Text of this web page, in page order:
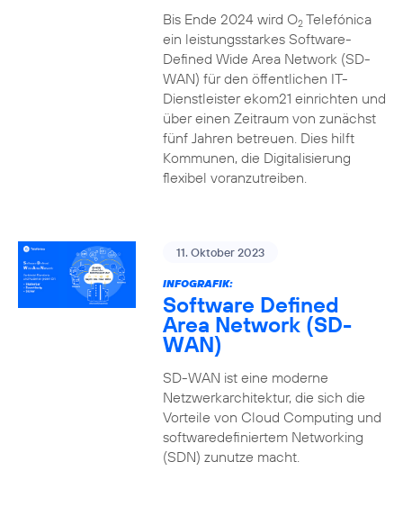
Bis Ende 2024 wird O2Telefónica
ein leistungsstarkes Software-
Defined Wide Area Network (SD-
WAN) für den öffentlichen IT-
Dienstleister ekom21 einrichten und
über einen Zeitraum von zunächst
fünf Jahren betreuen. Dies hilft
Kommunen, die Digitalisierung
flexibel voranzutreiben.
11. Oktober 2023
INFOGRAFIK:
Software Defined
Area Network (SD-
WAN)
SD-WAN ist eine moderne
Netzwerkarchitektur, die sich die
Vorteile von Cloud Computing und
softwaredefiniertem Networking
(SDN) zunutze macht.